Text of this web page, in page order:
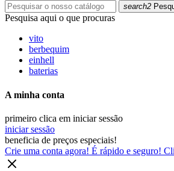
search2
Pesquisa aqui o que procuras
vito
berbequim
einhell
baterias
A minha conta
primeiro clica em iniciar sessão
iniciar sessão
beneficia de preços especiais!
Crie uma conta agora! É rápido e seguro!